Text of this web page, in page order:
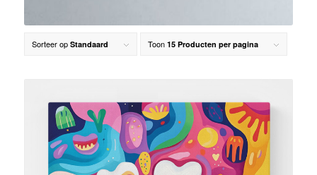
Sorteer op Standaard Toon 15 Producten per pagina